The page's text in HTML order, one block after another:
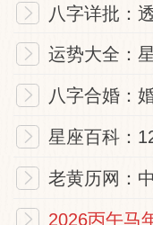
八字详批：
运势大全：
八字合婚：
星座百科：
老黄历网：
2026丙午马